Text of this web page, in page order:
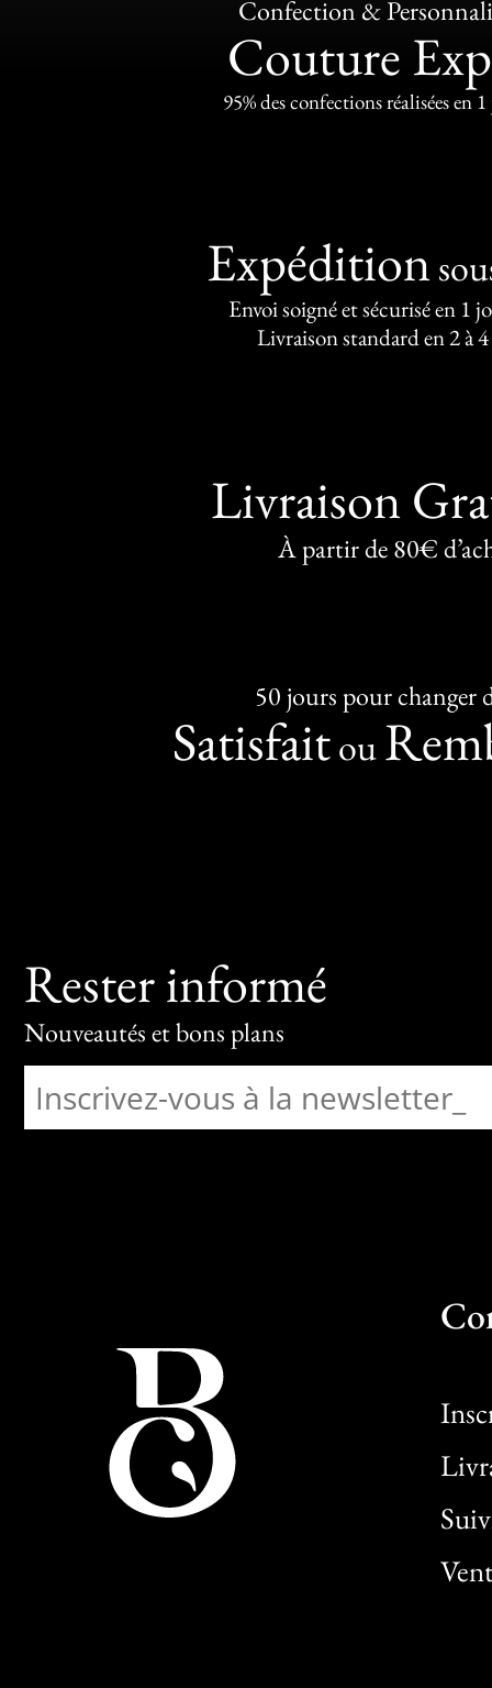
Confection &
Couture
95% des confections réalisées en
Expédition
Envoi soigné et sécurisé en 1
Livraison standard en 2 à
Livraison
À partir de 80€
50 jours pour changer
Satisfaitou
Rester informé
Nouveautés et bons plans